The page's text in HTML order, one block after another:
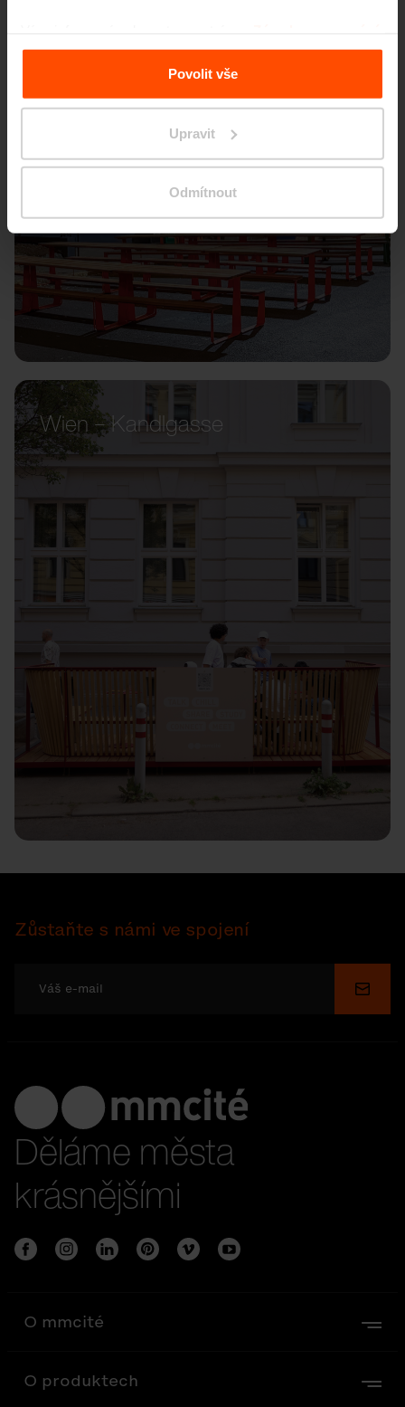
osobních údajů.
Povolit vše
Upravit
Odmítnout
Wien – Kandlgasse
Zůstaňte s námi ve spojení
Děláme města
krásnějšími
O mmcité
O produktech